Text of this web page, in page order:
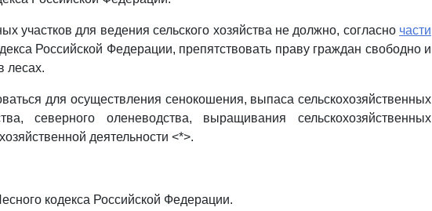
участков для ведения сельского хозяйства не должно, согласно части
Российской Федерации, препятствовать праву граждан свободно и
лесах.
для осуществления сенокошения, выпаса сельскохозяйственных
северного оленеводства, выращивания сельскохозяйственных
деятельности <*>.
кодекса Российской Федерации.